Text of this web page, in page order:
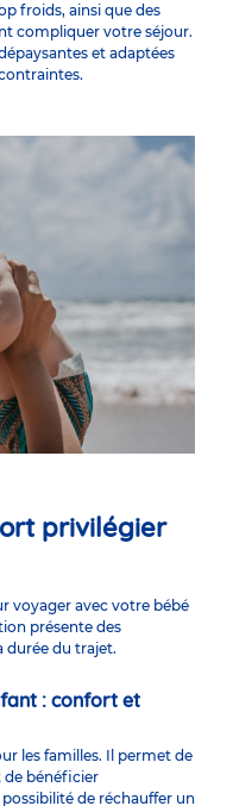
froids, ainsi que des
compliquer votre séjour.
et adaptées
privilégier
voyager avec votre bébé
présente des
durée du trajet.
: confort et
les familles. Il permet de
de bénéficier
de réchauffer un